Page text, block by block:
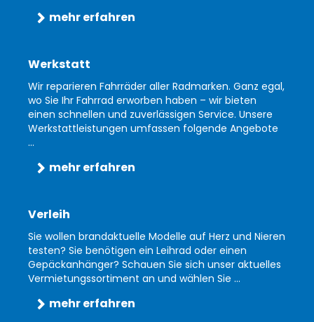
mehr erfahren
Werkstatt
Wir reparieren Fahrräder aller Radmarken. Ganz egal,
wo Sie Ihr Fahrrad erworben haben – wir bieten
einen schnellen und zuverlässigen Service. Unsere
Werkstattleistungen umfassen folgende Angebote
...
mehr erfahren
Verleih
Sie wollen brandaktuelle Modelle auf Herz und Nieren
testen? Sie benötigen ein Leihrad oder einen
Gepäckanhänger? Schauen Sie sich unser aktuelles
Vermietungssortiment an und wählen Sie ...
mehr erfahren